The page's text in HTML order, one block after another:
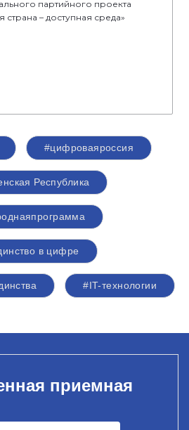
партийного проекта
страна – доступная среда»
#цифроваяроссия
Республика
в цифре
#IT-технологии
приемная